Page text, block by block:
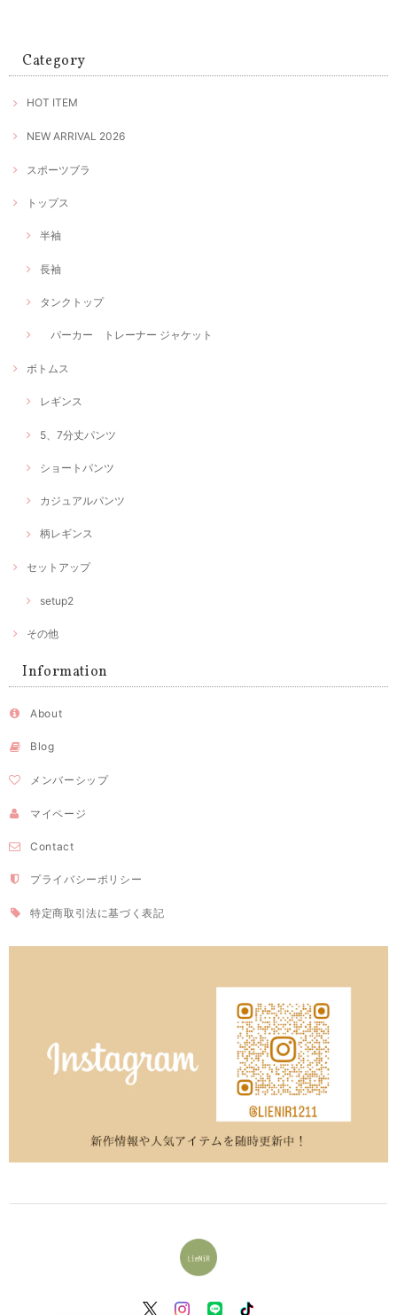
Category
HOT ITEM
NEW ARRIVAL 2026
スポーツブラ
トップス
半袖
長袖
タンクトップ
パーカー トレーナー ジャケット
ボトムス
レギンス
5、7分丈パンツ
ショートパンツ
カジュアルパンツ
柄レギンス
セットアップ
setup2
その他
Information
About
Blog
メンバーシップ
マイページ
Contact
プライバシーポリシー
特定商取引法に基づく表記